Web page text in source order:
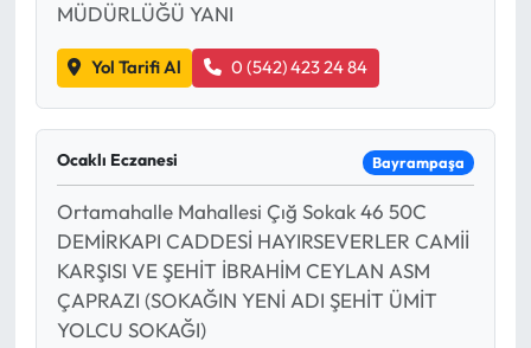
MÜDÜRLÜĞÜ YANI
Yol Tarifi Al 0 (542) 423 24 84
Ocaklı Eczanesi Bayrampaşa
Ortamahalle Mahallesi Çığ Sokak 46 50C
DEMİRKAPI CADDESİ HAYIRSEVERLER CAMİİ
KARŞISI VE ŞEHİT İBRAHİM CEYLAN ASM
ÇAPRAZI (SOKAĞIN YENİ ADI ŞEHİT ÜMİT
YOLCU SOKAĞI)